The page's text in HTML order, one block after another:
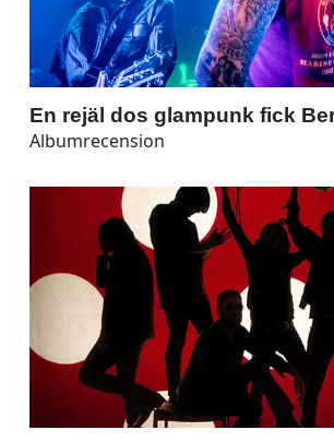
En rejäl dos glampunk fick
Albumrecension